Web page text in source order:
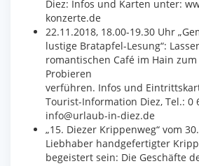
Diez: Infos und Karten unter:
konzerte.de
22.11.2018, 18.00-19.30 Uhr
lustige Bratapfel-Lesung“:
romantischen Café im Hain
Probieren
verführen. Infos und
Tourist-Information Diez, Tel.: 0
info@urlaub-in-diez.de
„15. Diezer Krippenweg“ vom
Liebhaber handgefertigter
begeistert sein: Die Geschäfte